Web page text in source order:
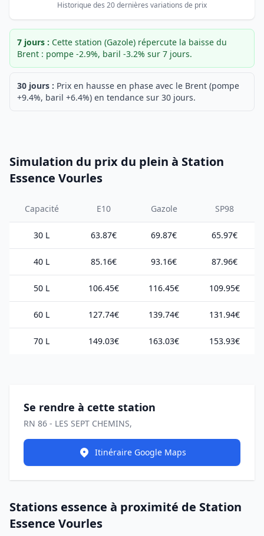
Historique des 20 dernières variations de prix
7 jours : Cette station (Gazole) répercute la baisse du
Brent : pompe -2.9%, baril -3.2% sur 7 jours.
30 jours : Prix en hausse en phase avec le Brent (pompe
+9.4%, baril +6.4%) en tendance sur 30 jours.
Simulation du prix du plein à Station
Essence Vourles
Capacité E10 Gazole SP98
30 L 63.87€ 69.87€ 65.97€
40 L 85.16€ 93.16€ 87.96€
50 L 106.45€ 116.45€ 109.95€
60 L 127.74€ 139.74€ 131.94€
70 L 149.03€ 163.03€ 153.93€
Se rendre à cette station
RN 86 - LES SEPT CHEMINS,
Itinéraire Google Maps
Stations essence à proximité de Station
Essence Vourles